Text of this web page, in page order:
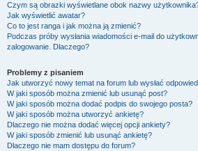
Czym są obrazki wyświetlane obok nazwy
Jak wyświetlić awatar?
Co to jest ranga i jak można ją zmienić?
Podczas próby wysłania wiadomości e-mail do
zalogowanie. Dlaczego?
Problemy z pisaniem
Jak utworzyć nowy temat na forum lub wysłać
W jaki sposób można zmienić lub usunąć post?
W jaki sposób można dodać podpis do swojego posta?
W jaki sposób można utworzyć ankietę?
Dlaczego nie można dodać więcej opcji ankiety?
W jaki sposób zmienić lub usunąć ankietę?
Dlaczego nie mam dostępu do forum?